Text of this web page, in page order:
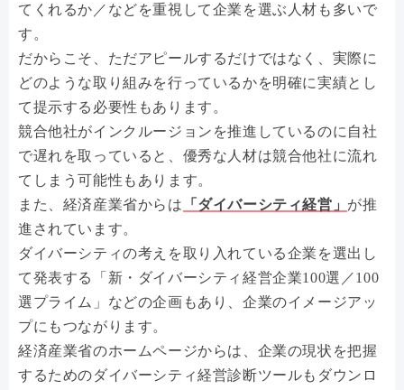
てくれるか／などを重視して企業を選ぶ人材も多いで
す。
だからこそ、ただアピールするだけではなく、実際に
どのような取り組みを行っているかを明確に実績とし
て提示する必要性もあります。
競合他社がインクルージョンを推進しているのに自社
で遅れを取っていると、優秀な人材は競合他社に流れ
てしまう可能性もあります。
また、経済産業省からは 「ダイバーシティ経営」 が推
進されています。
ダイバーシティの考えを取り入れている企業を選出し
て発表する「新・ダイバーシティ経営企業100選／100
選プライム」などの企画もあり、企業のイメージアッ
プにもつながります。
経済産業省のホームページからは、企業の現状を把握
するためのダイバーシティ経営診断ツールもダウンロ